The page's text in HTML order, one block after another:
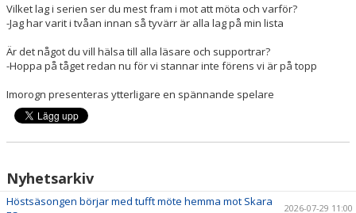
Vilket lag i serien ser du mest fram i mot att möta och varför?
-Jag har varit i tvåan innan så tyvärr är alla lag på min lista
Är det något du vill hälsa till alla läsare och supportrar?
-Hoppa på tåget redan nu för vi stannar inte förens vi är på topp
Imorogn presenteras ytterligare en spännande spelare
Nyhetsarkiv
Höstsäsongen börjar med tufft möte hemma mot Skara
2026-07-29 11:00